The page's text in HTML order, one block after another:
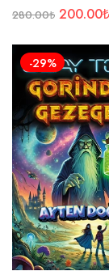
280.00₺ 200.00₺
-29%